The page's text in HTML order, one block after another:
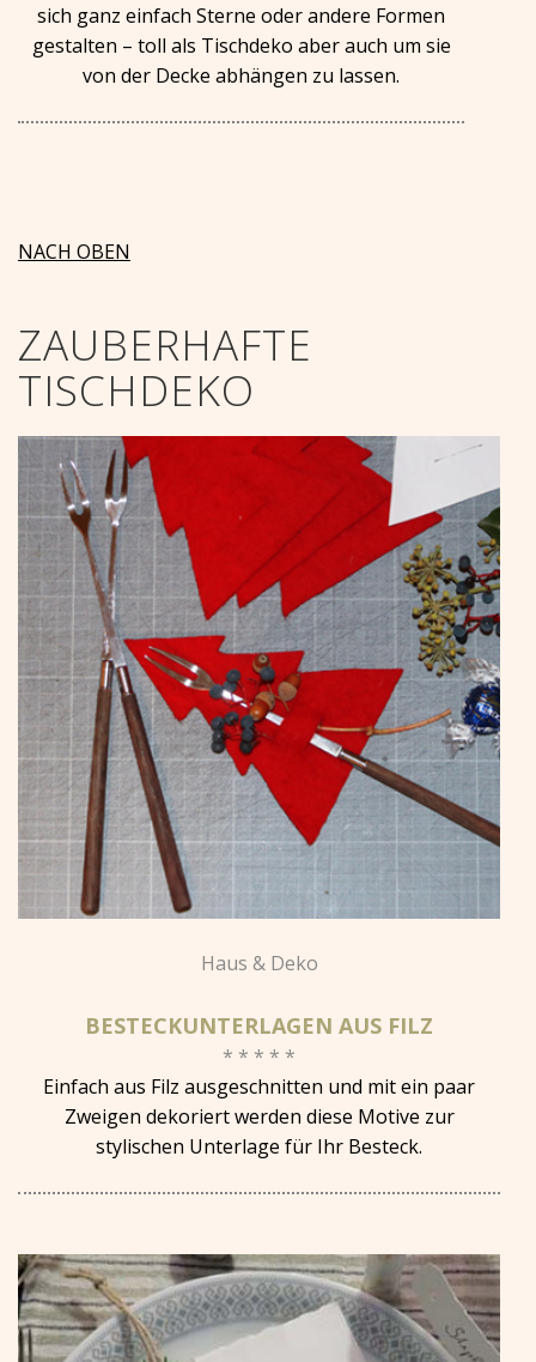
sich ganz einfach Sterne oder andere Formen
gestalten – toll als Tischdeko aber auch um sie
von der Decke abhängen zu lassen.
NACH OBEN
ZAUBERHAFTE
TISCHDEKO
Haus & Deko
BESTECKUNTERLAGEN AUS FILZ
* * * * *
Einfach aus Filz ausgeschnitten und mit ein paar
Zweigen dekoriert werden diese Motive zur
stylischen Unterlage für Ihr Besteck.